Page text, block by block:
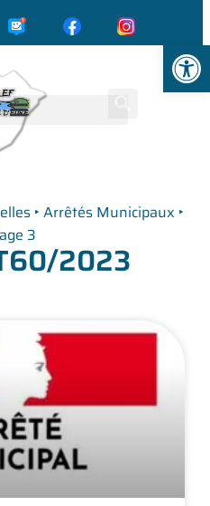
‣ Arrêtés Municipaux ‣
3
2023
Ouvrir